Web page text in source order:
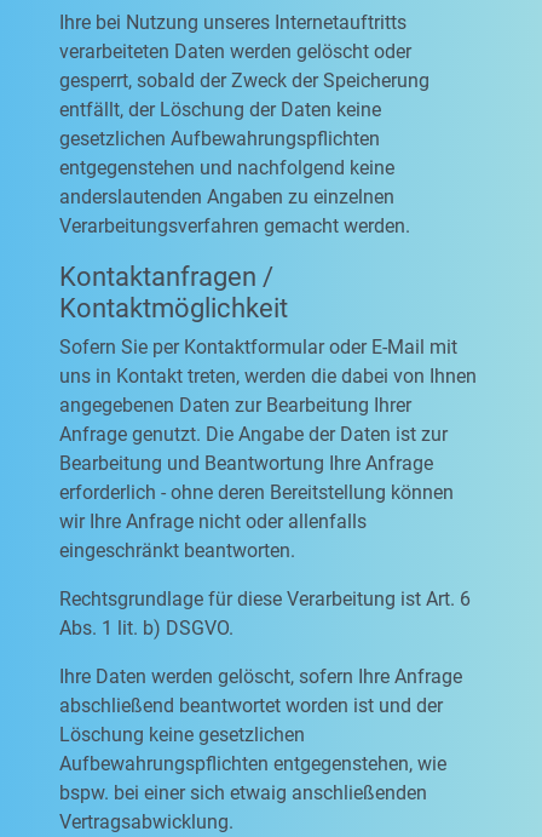
Ihre bei Nutzung unseres Internetauftritts
verarbeiteten Daten werden gelöscht oder
gesperrt, sobald der Zweck der Speicherung
entfällt, der Löschung der Daten keine
gesetzlichen Aufbewahrungspflichten
entgegenstehen und nachfolgend keine
anderslautenden Angaben zu einzelnen
Verarbeitungsverfahren gemacht werden.
Kontaktanfragen /
Kontaktmöglichkeit
Sofern Sie per Kontaktformular oder E-Mail mit
uns in Kontakt treten, werden die dabei von Ihnen
angegebenen Daten zur Bearbeitung Ihrer
Anfrage genutzt. Die Angabe der Daten ist zur
Bearbeitung und Beantwortung Ihre Anfrage
erforderlich - ohne deren Bereitstellung können
wir Ihre Anfrage nicht oder allenfalls
eingeschränkt beantworten.
Rechtsgrundlage für diese Verarbeitung ist Art. 6
Abs. 1 lit. b) DSGVO.
Ihre Daten werden gelöscht, sofern Ihre Anfrage
abschließend beantwortet worden ist und der
Löschung keine gesetzlichen
Aufbewahrungspflichten entgegenstehen, wie
bspw. bei einer sich etwaig anschließenden
Vertragsabwicklung.